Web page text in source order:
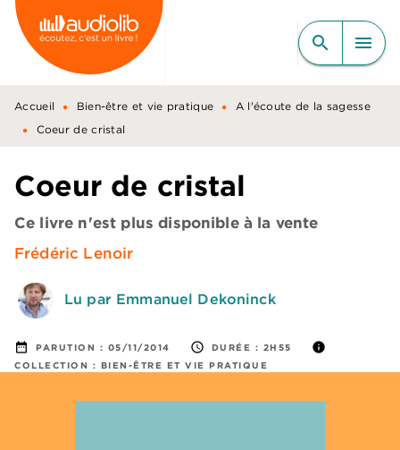
MENU RECHERCHE
CONTENU
PIED DE PAGE
search menu
Accueil • Bien-être et vie pratique • A l'écoute de la sagesse
• Coeur de cristal
Coeur de cristal
Ce livre n'est plus disponible à la vente
Frédéric Lenoir
Lu par Emmanuel Dekoninck
date_range PARUTION : 05/11/2014 access_time DURÉE : 2H55 info
COLLECTION : BIEN-ÊTRE ET VIE PRATIQUE